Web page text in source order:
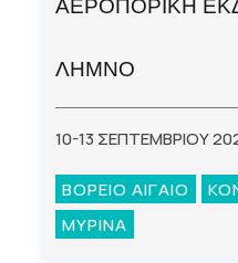
ΑΕΡΟΠΟΡΙΚΗ
ΛΗΜΝΟ
10-13 ΣΕΠΤΕΜΒΡΙΟΥ
ΒΟΡΕΙΟ ΑΙΓΑΙΟ
ΜΥΡΙΝΑ